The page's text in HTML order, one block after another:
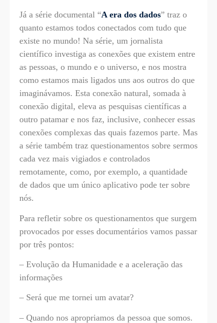
Já a série documental “A era dos dados” traz o
quanto estamos todos conectados com tudo que
existe no mundo! Na série, um jornalista
científico investiga as conexões que existem entre
as pessoas, o mundo e o universo, e nos mostra
como estamos mais ligados uns aos outros do que
imaginávamos. Esta conexão natural, somada à
conexão digital, eleva as pesquisas científicas a
outro patamar e nos faz, inclusive, conhecer essas
conexões complexas das quais fazemos parte. Mas
a série também traz questionamentos sobre sermos
cada vez mais vigiados e controlados
remotamente, como, por exemplo, a quantidade
de dados que um único aplicativo pode ter sobre
nós.
Para refletir sobre os questionamentos que surgem
provocados por esses documentários vamos passar
por três pontos:
– Evolução da Humanidade e a aceleração das
informações
– Será que me tornei um avatar?
– Quando nos apropriamos da pessoa que somos.